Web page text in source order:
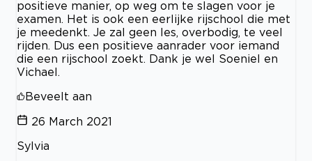
positieve manier, op weg om te slagen voor je
examen. Het is ook een eerlijke rijschool die met
je meedenkt. Je zal geen les, overbodig, te veel
rijden. Dus een positieve aanrader voor iemand
die een rijschool zoekt. Dank je wel Soeniel en
Vichael.
Beveelt aan
26 March 2021
Sylvia